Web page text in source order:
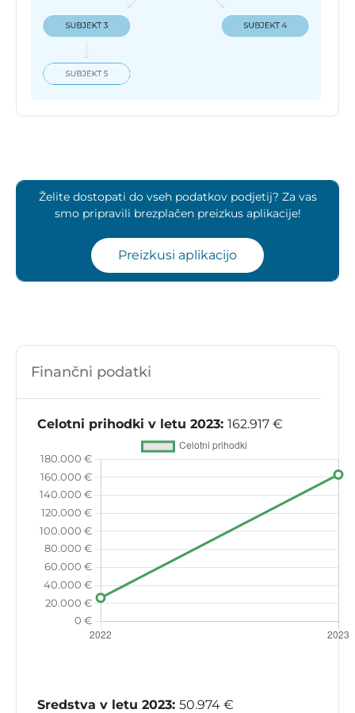
Želite dostopati do vseh podatkov podjetij? Za vas
smo pripravili brezplačen preizkus aplikacije!
Preizkusi aplikacijo
Finančni podatki
Celotni prihodki v letu 2023: 162.917 €
Sredstva v letu 2023: 50.974 €